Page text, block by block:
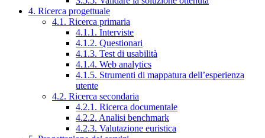
4. Ricerca progettuale
4.1. Ricerca primaria
4.1.1. Interviste
4.1.2. Questionari
4.1.3. Test di usabilità
4.1.4. Web analytics
4.1.5. Strumenti di mappatura dell’esperienza
utente
4.2. Ricerca secondaria
4.2.1. Ricerca documentale
4.2.2. Analisi benchmark
4.2.3. Valutazione euristica